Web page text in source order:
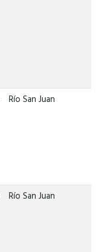
Río San Juan
Río San Juan